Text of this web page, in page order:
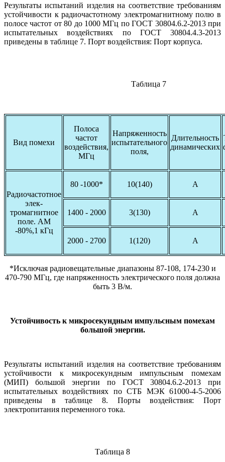
Результаты испытаний изделия на соответствие требованиям
устойчивости к радиочастотному электромагнитному полю в
полосе частот от 80 до 1000 МГц по ГОСТ 30804.6.2-2013 при
испытательных воздействиях по ГОСТ 30804.4.3-2013
приведены в таблице 7. Порт воздействия: Порт корпуса.
Таблица 7
Вид помехи
Полоса
частот
воздействия,
МГц
Напряженность
испытательного
поля,
Длительность
динамических
Радиочастотное
элек-
тромагнитное
поле. АМ
-80%,1 кГц
80 -1000* 10(140) А
1400 - 2000 3(130) А
2000 - 2700 1(120) А
*Исключая радиовещательные диапазоны 87-108, 174-230 и
470-790 МГц, где напряженность электрического поля должна
быть 3 В/м.
Устойчивость к микросекундным импульсным помехам
большой энергии.
Результаты испытаний изделия на соответствие требованиям
устойчивости к микросекундным импульсным помехам
(МИП) большой энергии по ГОСТ 30804.6.2-2013 при
испытательных воздействиях по СТБ МЭК 61000-4-5-2006
приведены в таблице 8. Порты воздействия: Порт
электропитания переменного тока.
Таблица 8